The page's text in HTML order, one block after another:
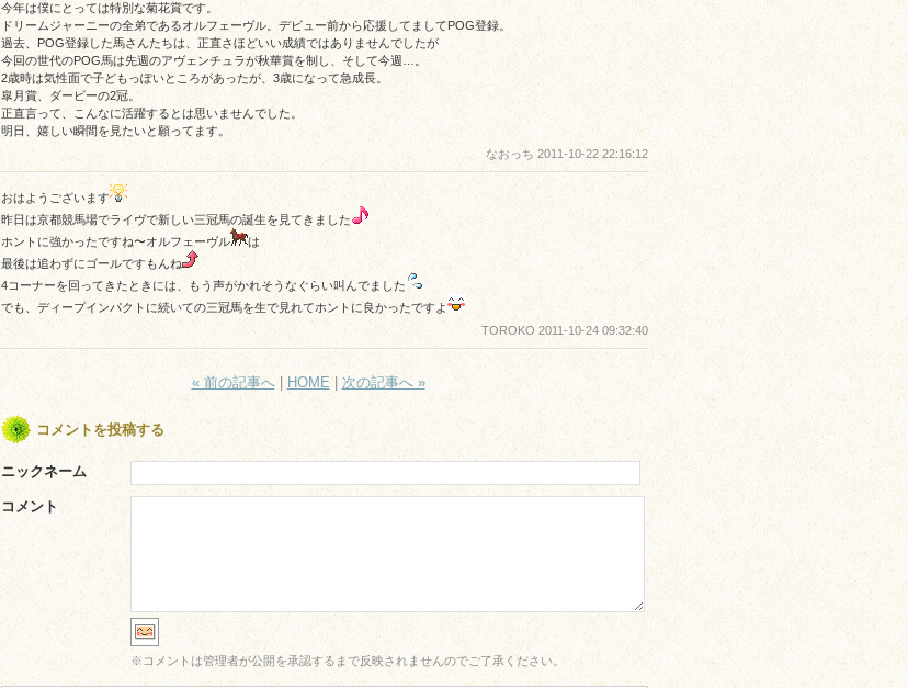
今年は僕にとっては特別な菊花賞です。
ドリームジャーニーの全弟であるオルフェーヴル。デビュー前から応援してましてPOG登録。
過去、POG登録した馬さんたちは、正直さほどいい成績ではありませんでしたが
今回の世代のPOG馬は先週のアヴェンチュラが秋華賞を制し、そして今週…。
2歳時は気性面で子どもっぽいところがあったが、3歳になって急成長。
皐月賞、ダービーの2冠。
正直言って、こんなに活躍するとは思いませんでした。
明日、嬉しい瞬間を見たいと願ってます。
なおっち 2011-10-22 22:16:12
おはようございます
昨日は京都競馬場でライヴで新しい三冠馬の誕生を見てきました
ホントに強かったですね〜オルフェーヴル
は
最後は追わずにゴールですもんね
4コーナーを回ってきたときには、もう声がかれそうなぐらい叫んでました
でも、ディープインパクトに続いての三冠馬を生で見れてホントに良かったですよ
TOROKO 2011-10-24 09:32:40
« 前の記事へ|HOME|次の記事へ »
コメントを投稿する
ニックネーム
コメント
※ コメントは管理者が公開を承認するまで反映されませんのでご了承ください。